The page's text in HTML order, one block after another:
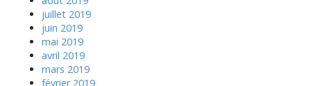
juillet 2019
juin 2019
mai 2019
avril 2019
mars 2019
février 2019